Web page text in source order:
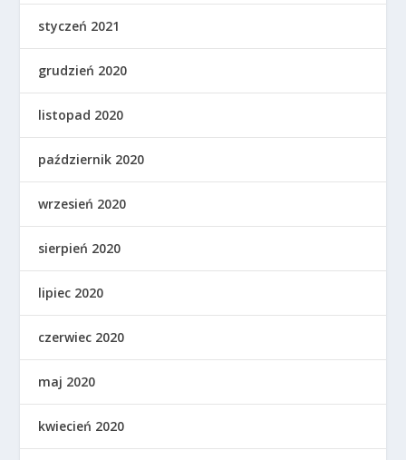
styczeń 2021
grudzień 2020
listopad 2020
październik 2020
wrzesień 2020
sierpień 2020
lipiec 2020
czerwiec 2020
maj 2020
kwiecień 2020